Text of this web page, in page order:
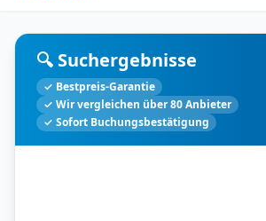
🔍 Suchergebnisse
✓ Bestpreis-Garantie
✓ Wir vergleichen über 80 Anbieter
✓ Sofort Buchungsbestätigung